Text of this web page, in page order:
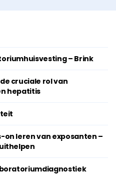
– Brink
cruciale rol van
hepatitis
leren van exposanten –